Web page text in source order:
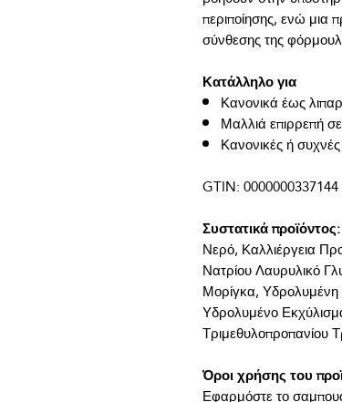
περιποίησης, ενώ μια
Κατάλληλο για
Κανονικά έως
Μαλλιά επιρρεπή
Κανονικές ή
Συστατικά προϊόντος:
Νερό, Καλλιέργεια
Νατρίου Λαυρυλικό
Μορίγκα,
Υδρολυμένο
Όροι χρήσης του
Εφαρμόστε το